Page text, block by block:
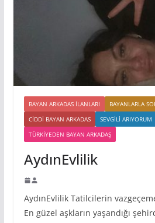
BAYAN ARKADAS ILANLARI
BAYANLARLA
CIDDI BAYAN ARKADAS
SEVGILI ARIYORUM
TÜRKIYEDEN BAYAN ARKADAŞ
AydınEvlilik
AydınEvlilik Tatilcilerin
En güzel aşkların yaşandığı